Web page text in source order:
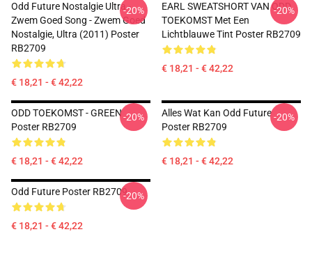
Odd Future Nostalgie Ultra -
Zwem Goed Song - Zwem Goed
Nostalgie, Ultra (2011) Poster
RB2709
€ 18,21 - € 42,22
-20%
EARL SWEATSHORT VAN ODD
TOEKOMST Met Een
Lichtblauwe Tint Poster RB2709
€ 18,21 - € 42,22
-20%
ODD TOEKOMST - GREEN
Poster RB2709
€ 18,21 - € 42,22
-20%
Alles Wat Kan Odd Future
Poster RB2709
€ 18,21 - € 42,22
-20%
Odd Future Poster RB2709
€ 18,21 - € 42,22
-20%